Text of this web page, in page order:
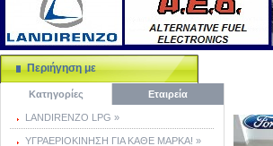
Περιήγηση με
Κατηγορίες Εταιρεία
LANDIRENZO LPG »
ΥΓΡΑΕΡΙΟΚΙΝΗΣΗ ΓΙΑ ΚΑΘΕ ΜΑΡΚΑ! »